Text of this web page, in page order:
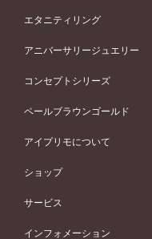
ピンクゴールド
ペールブラウンゴールド
ウェーブライン
V字ライン
ワンサイドメレ
ダブルサイドメレ
シンプル
フェミニン
モード
50万円台～
40万円台～
30万円台～
婚約指輪 人気ランキング
婚約ネックレス
ダイヤモンドシェイプコレク
結婚指輪一覧
ピンクゴールド
ペールブラウンゴールド
ウェーブライン
V字ライン
ワンメレ
セベラルメレ
シンプル
フェミニン
モード
50万円～
40万円～50万円
セットリング
セットリング一覧
ピンクゴールド
ペールブラウンゴールド
エタニティリング
エタニティリング
エタニティリング一覧
ピンクゴールド
ペールブラウンゴールド
アニバーサリージュエリー
アニバーサリージュエリー
アニバーサリージュエリー
ファッションリング
ブレスレット
コンセプトシリーズ
コンセプトシリーズ
オリジンビリーフ
エトワル
スワハ
ペールブラウンゴールド
アイプリモについて
アイプリモについて
パーソナルハンド診断
デザインへのこだわり
ショップ
店舗一覧
北海道
サービス
プロポーズサポート
インフォメーション